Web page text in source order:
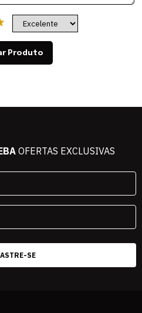
Produto
OFERTAS EXCLUSIVAS